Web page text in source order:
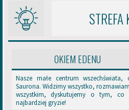
r
a
w
a
d
z
Wasze sugestie!
Dziękujemy za cierpliwość podczas
STREFA
OKIEM EDENU
Nasze małe centrum wszechświata,
Saurona. Widzimy wszystko,
wszystkim, dyskutujemy o tym, co
najbardziej gryzie!